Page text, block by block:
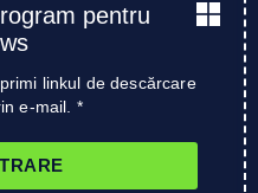
pentru
linkul de descărcare
e-mail. *